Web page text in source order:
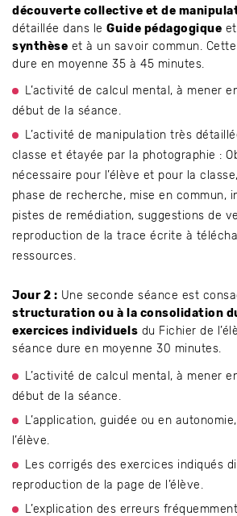
découverte collective et de
détaillée dans leGuide pédagogique
synthèse et à un savoir commun.
dure en moyenne 35 à 45 minutes.
L’activité de calcul mental, à mener
début de la séance.
L’activité de manipulation très
classe et étayée par la photographie :
nécessaire pour l’élève et pour la
phase de recherche, mise en commun,
pistes de remédiation, suggestions de
reproduction de la trace écrite à
ressources.
Jour 2 : Une seconde séance est
structuration ou à la consolidation
exercices individuels du Fichier de
séance dure en moyenne 30 minutes.
L’activité de calcul mental, à mener
début de la séance.
L’application, guidée ou en
l’élève.
Les corrigés des exercices indiqués
reproduction de la page de l’élève.
L’explication des erreurs